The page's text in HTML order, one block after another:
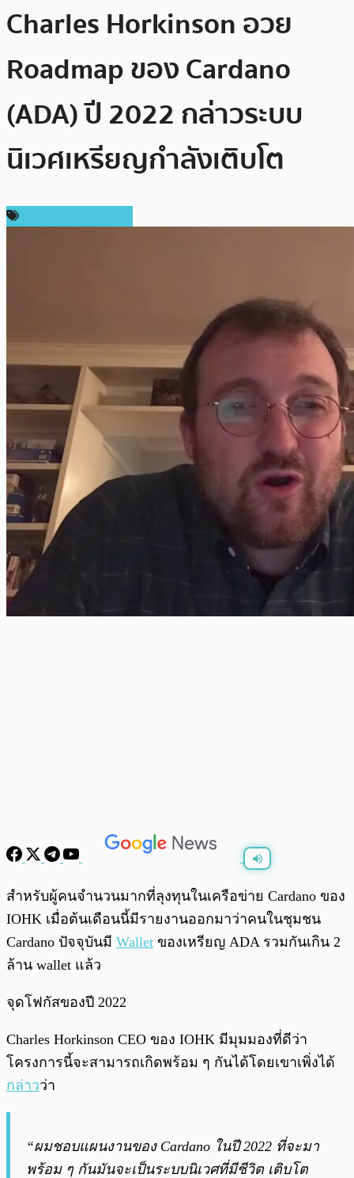
Charles Horkinson อวย
Roadmap ของ Cardano
(ADA) ปี 2022 กล่าวระบบ
นิเวศเหรียญกำลังเติบโต
พร้อมเล่น
สำหรับผู้คนจำนวนมากที่ลุงทุนในเครือข่าย Cardano ของ
IOHK เมื่อต้นเดือนนี้มีรายงานออกมาว่าคนในชุมชน
Cardano ปัจจุบันมี Wallet ของเหรียญ ADA รวมกันเกิน 2
ล้าน wallet แล้ว
จุดโฟกัสของปี 2022
Charles Horkinson CEO ของ IOHK มีมุมมองที่ดีว่า
โครงการนี้จะสามารถเกิดพร้อม ๆ กันได้โดยเขาเพิ่งได้
กล่าวว่า
“ผมชอบแผนงานของ Cardano ในปี 2022 ที่จะมา
พร้อม ๆ กันมันจะเป็นระบบนิเวศที่มีชีวิต เติบโต